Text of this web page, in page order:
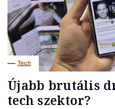
Tech
Újabb brutális
tech szektor?